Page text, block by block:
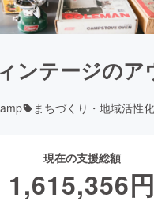
ンテージの
まちづくり・地域活性化
現在の支援総額
1,615,356円